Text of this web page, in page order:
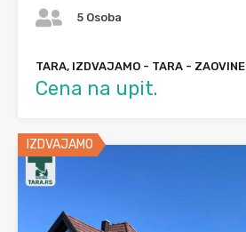
5 Osoba
TARA, IZDVAJAMO - TARA - ZAOVINE
Cena na upit.
IZDVAJAMO